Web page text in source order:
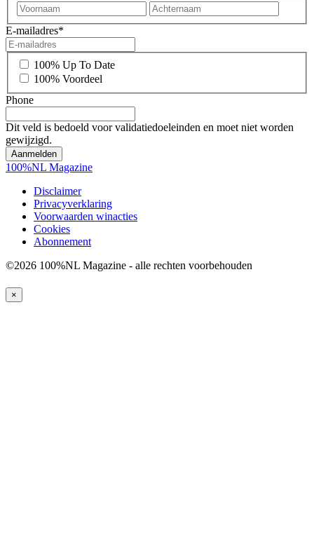
Voornaam
E-mailadres*
*
100% Up To Date
100% Voordeel
Phone
Dit veld is bedoeld voor validatiedoeleinden en moet niet worden
gewijzigd.
100%NL Magazine
Disclaimer
Privacyverklaring
Voorwaarden winacties
Cookies
Abonnement
©2026 100%NL Magazine - alle rechten voorbehouden
×